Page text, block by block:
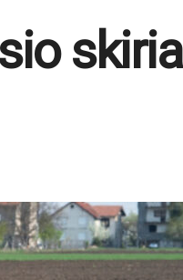
skiria